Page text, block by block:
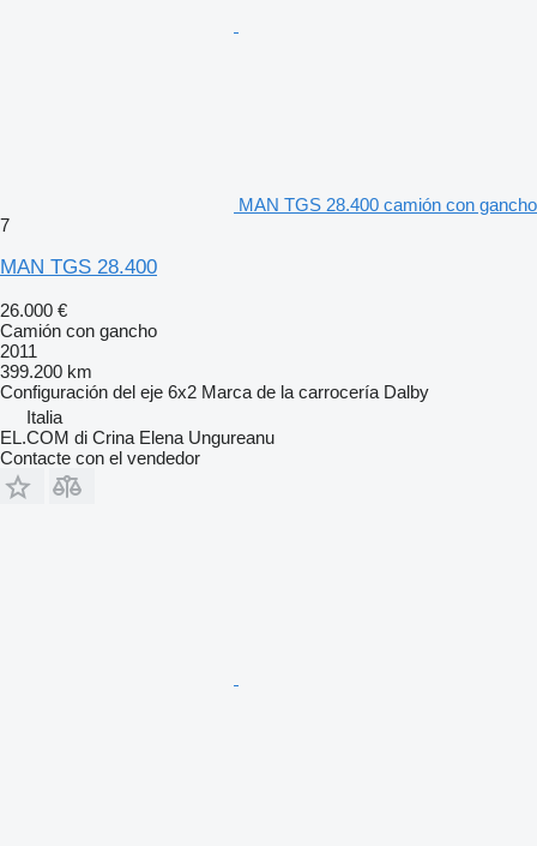
MAN TGS 28.400 camión con gancho
7
MAN TGS 28.400
26.000 €
Camión con gancho
2011
399.200 km
Configuración del eje 6x2 Marca de la carrocería Dalby
Italia
EL.COM di Crina Elena Ungureanu
Contacte con el vendedor